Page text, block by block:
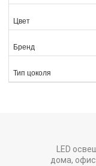
Цвет
Бренд
Тип цоколя
LED
дома,